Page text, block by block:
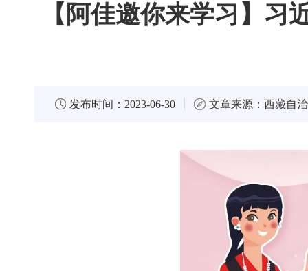
【阿佳邀你来学习】
发布时间： 2023-06-30 文章来源： 西藏自